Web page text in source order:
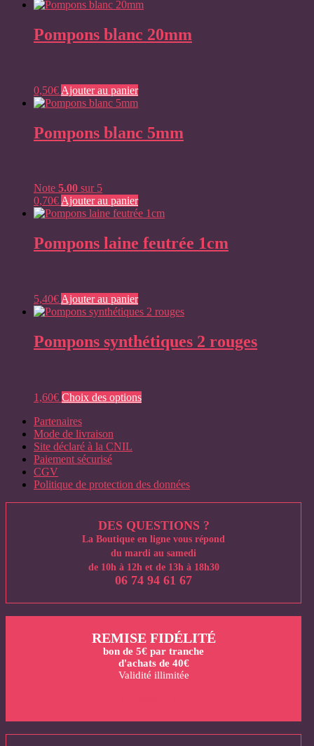
Pompons blanc 20mm
0,50€ Ajouter au panier
Pompons blanc 5mm
Note 5.00 sur 5
0,70€Ajouter au panier
Pompons laine feutrée 1cm
5,40€ Ajouter au panier
Pompons synthétiques 2 rouges
1,60€ Choix des optionsCe
peuvent
sur
la
page
produit
Partenaires
Mode de livraison
Site déclaré à la CNIL
Paiement sécurisé
CGV
Politique de protection des données
DES QUESTIONS ?
La Boutique en ligne vous répond
du mardi au samedi
de 10h à 12h et de 13h à 18h30
06 74 94 61 67
REMISE FIDÉLITÉ
bon de 5€ par tranche
d'achats de 40€
Validité illimitée